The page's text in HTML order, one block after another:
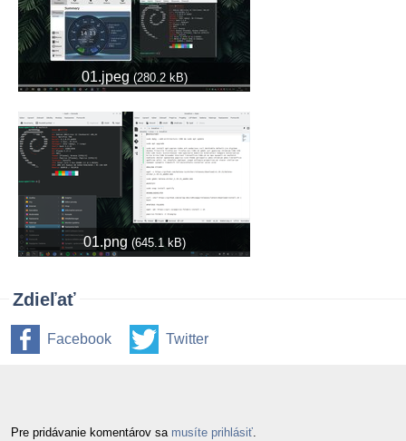
01.jpeg (280.2 kB)
01.png (645.1 kB)
Zdieľať
Facebook Twitter
Pre pridávanie komentárov sa musíte prihlásiť.